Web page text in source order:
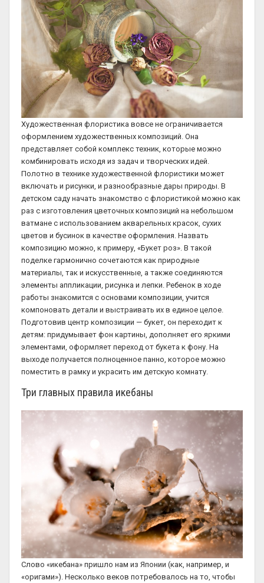
Художественная флористика вовсе не ограничивается
оформлением художественных композиций. Она
представляет собой комплекс техник, которые можно
комбинировать исходя из задач и творческих идей.
Полотно в технике художественной флористики может
включать и рисунки, и разнообразные дары природы. В
детском саду начать знакомство с флористикой можно как
раз с изготовления цветочных композиций на небольшом
ватмане с использованием акварельных красок, сухих
цветов и бусинок в качестве оформления. Назвать
композицию можно, к примеру, «Букет роз». В такой
поделке гармонично сочетаются как природные
материалы, так и искусственные, а также соединяются
элементы аппликации, рисунка и лепки. Ребенок в ходе
работы знакомится с основами композиции, учится
компоновать детали и выстраивать их в единое целое.
Подготовив центр композиции — букет, он переходит к
детям: придумывает фон картины, дополняет его яркими
элементами, оформляет переход от букета к фону. На
выходе получается полноценное панно, которое можно
поместить в рамку и украсить им детскую комнату.
Три главных правила икебаны
Слово «икебана» пришло нам из Японии (как, например, и
«оригами»). Несколько веков потребовалось на то, чтобы